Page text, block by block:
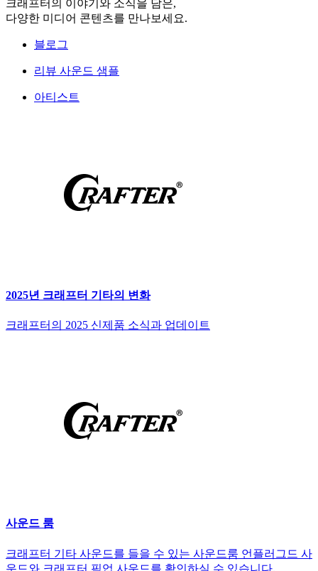
크래프터의 이야기와 소식을 담은,
다양한 미디어 콘텐츠를 만나보세요.
블로그
리뷰 사운드 샘플
아티스트
2025년 크래프터 기타의 변화
크래프터의 2025 신제품 소식과 업데이트
사운드 룸
크래프터 기타 사운드를 들을 수 있는 사운드룸 언플러그드 사
운드와 크래프터 픽업 사운드를 확인하실 수 있습니다.